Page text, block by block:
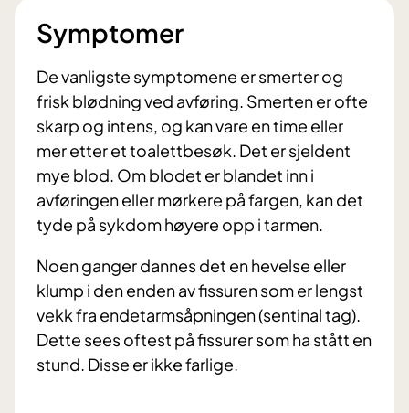
Symptomer
De vanligste symptomene er smerter og
frisk blødning ved avføring. Smerten er ofte
skarp og intens, og kan vare en time eller
mer etter et toalettbesøk. Det er sjeldent
mye blod. Om blodet er blandet inn i
avføringen eller mørkere på fargen, kan det
tyde på sykdom høyere opp i tarmen.
Noen ganger dannes det en hevelse eller
klump i den enden av fissuren som er lengst
vekk fra endetarmsåpningen (sentinal tag).
Dette sees oftest på fissurer som ha stått en
stund. Disse er ikke farlige.